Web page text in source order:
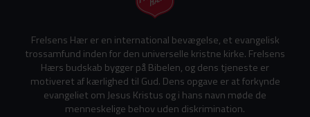
Frelsens Hær er en international bevægelse, et evangelisk
trossamfund inden for den universelle kristne kirke. Frelsens
Hærs budskab bygger på Bibelen, og dens tjeneste er
motiveret af kærlighed til Gud. Dens opgave er at forkynde
evangeliet om Jesus Kristus og i hans navn møde de
menneskelige behov uden diskrimination.